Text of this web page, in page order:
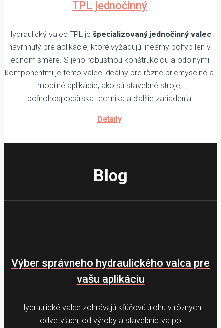
TPL jednočinný
Hydraulický valec TPL je špecializovaný jednočinný valec
navrhnutý pre aplikácie, ktoré vyžadujú lineárny pohyb len v
jednom smere. S jeho robustnou konštrukciou a odolnými
komponentmi je tento valec ideálny pre rôzne priemyselné a
mobilné aplikácie, ako sú stavebné stroje,
poľnohospodárska technika a ďalšie zariadenia
Detaily
Blog
Výber správneho hydraulického valca pre
vašu aplikáciu
Hydraulické valce zohrávajú kľúčovú úlohu v rôznych
odvetviach, od výroby a stavebníctva po